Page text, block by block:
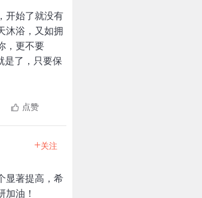
开始了就没有
沐浴，又如拥
，更不要
是了，只要保
点赞
+关注
显著提高，希
加油！